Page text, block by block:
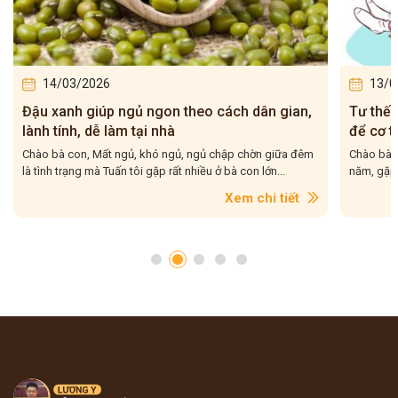
13/03/2026
Tư thế dưỡng thận và cách ngủ sao cho đúng
để cơ thể khỏe hơn
Chào bà con, Tuấn tôi làm nghề y học cổ truyền đã hơn 20
năm, gặp rất nhiều bà con than phiền chuyện ngủ không...
Xem chi tiết
12/
Giữ
giúp
Chào bà
rằng,